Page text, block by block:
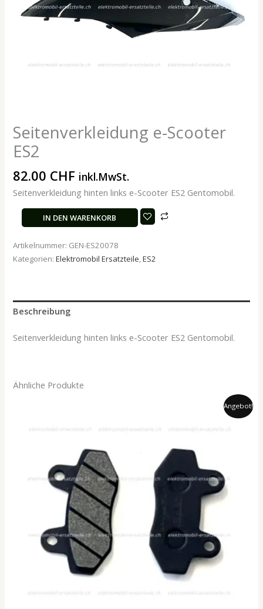
Seitenverkleidung e-Scooter
ES2
82.00 CHF inkl.MwSt.
Seitenverkleidung hinten links e-Scooter ES2 Gentomobil.
IN DEN WARENKORB
Artikelnummer: GEN-ES20078
Kategorien:Elektromobil Ersatzteile,ES2
Beschreibung
Seitenverkleidung hinten links e-Scooter ES2 Gentomobil.
Ähnliche Produkte
Angebot!
26.00 CHF
24.90 CHF.